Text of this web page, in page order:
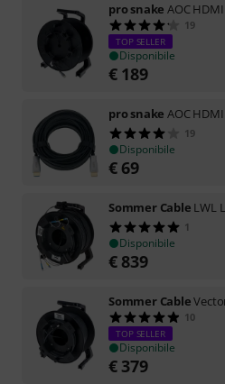
pro snake AOC
19
TOP SELLER
Disponibile
€ 189
pro snake AOC
19
Disponibile
€ 69
Sommer Cable LWL
1
Disponibile
€ 839
Sommer Cable
10
TOP SELLER
Disponibile
€ 379